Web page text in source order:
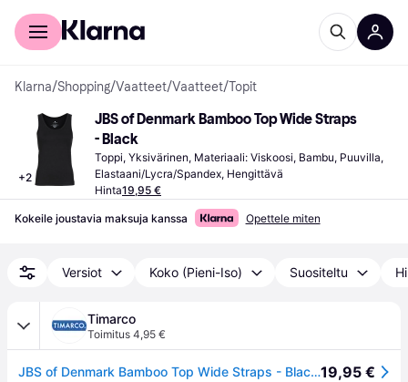
Kuluttajille
Klarna/Shopping/Vaatteet/Vaatteet/Topit
+2
JBS of Denmark Bamboo Top Wide Straps
- Black
Toppi, Yksivärinen, Materiaali: Viskoosi, Bambu, Puuvilla,
Elastaani/Lycra/Spandex, Hengittävä
Hinta19,95 €
Kokeile joustavia maksuja kanssa Opettele miten
Versiot Koko (Pieni-Iso) Suositeltu
Timarco
Toimitus 4,95 €
JBS of Denmark Bamboo Top Wide Straps - Black - Small19,95 €